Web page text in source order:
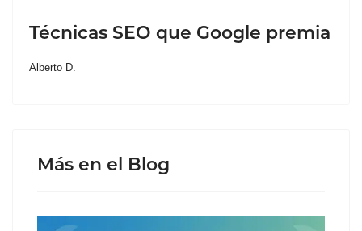
Técnicas SEO que Google premia
Alberto D.
Más en el Blog